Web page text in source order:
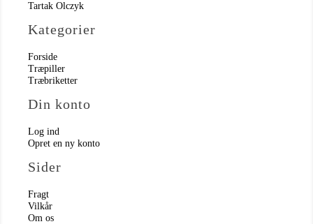
Tartak Olczyk
Kategorier
Forside
Træpiller
Træbriketter
Din konto
Log ind
Opret en ny konto
Sider
Fragt
Vilkår
Om os